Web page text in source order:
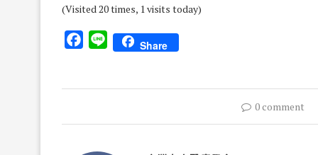
(Visited 20 times, 1 visits today)
Facebook
Line Share
0 comment